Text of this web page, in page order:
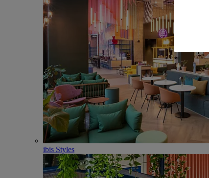
ibis Styles